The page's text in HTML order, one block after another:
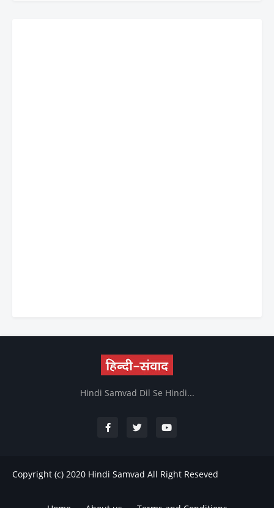
Hindi Samvad Dil Se Hindi...
Copyright (c) 2020 Hindi Samvad All Right Reseved